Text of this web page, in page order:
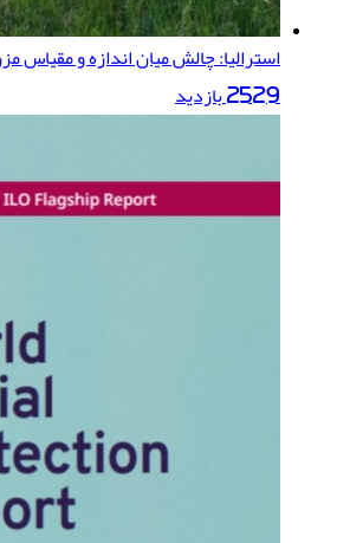
استرالیا: چالش میان اندازه و مقیاس
2529 بازدید